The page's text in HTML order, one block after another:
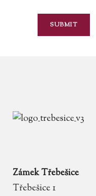
Zámek Třebešice
Třebešice 1